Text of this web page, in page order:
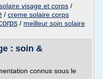
visage et corps /
/ creme solaire corps
/ meilleur soin solaire
: soin &
connus sous le